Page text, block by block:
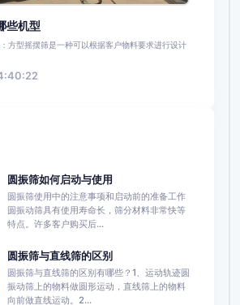
些机型
：方型摇摆筛是一种可以根据客户物料要求进行设计
圆振筛如何启动与使用
圆振筛使用中的注意事项和启动前的准备工作
圆振动筛具有使用寿命长，筛分材料非常快等
特点。许多客户购买后...
圆振筛与直线筛的区别
圆振筛与直线筛的区别有哪些？1、运动轨迹圆
振动筛上的物料做圆形运动，直线筛上的物料
向前做直线运动。2...